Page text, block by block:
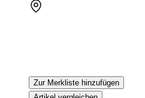
Zur Merkliste hinzufügen